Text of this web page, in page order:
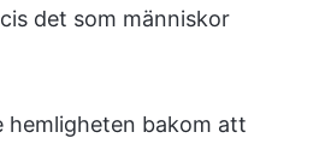
det som människor
hemligheten bakom att